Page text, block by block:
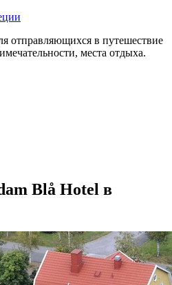
отправляющихся в путешествие
места отдыха.
Blå Hotel в